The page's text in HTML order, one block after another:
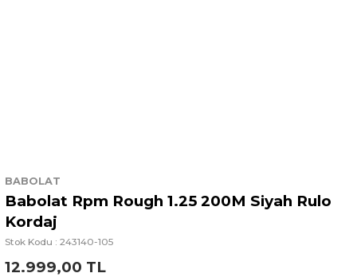
BABOLAT
Babolat Rpm Rough 1.25 200M Siyah Rulo
Kordaj
Stok Kodu : 243140-105
12.999,00 TL